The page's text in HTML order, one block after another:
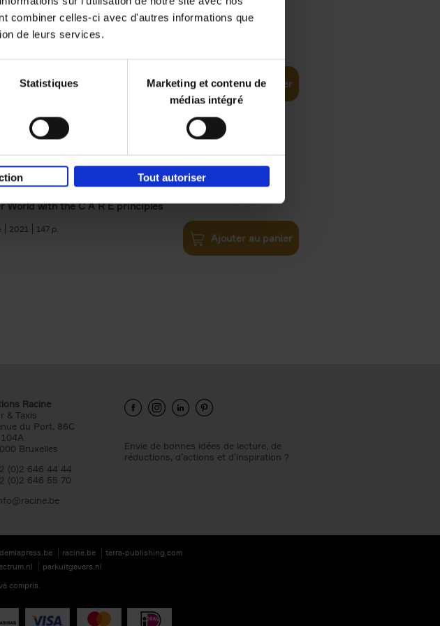
combiner celles-ci avec d'autres informations que
de leurs services.
Statistiques
Marketing et contenu de
médias intégré
Tout autoriser
like a PRO -
edition
Ajouter au panier
Care?
World with the C A R E principles
2021 147
€34,99
Ajouter au panier
Racine
& Taxis
du Port, 86C
Bruxelles
(0)2 646 44 44
(0)2 646 55 70
Envie de bonnes idées de lecture, de
réductions, d’actions et d’inspiration ?
racine.be
terra-publishing.com
parkuitgevers.nl
compris.